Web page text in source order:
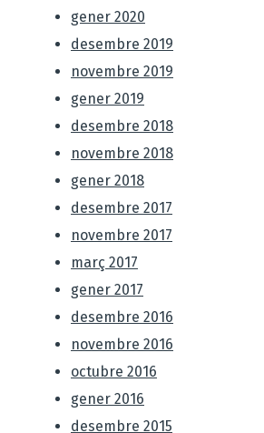
gener 2020
desembre 2019
novembre 2019
gener 2019
desembre 2018
novembre 2018
gener 2018
desembre 2017
novembre 2017
març 2017
gener 2017
desembre 2016
novembre 2016
octubre 2016
gener 2016
desembre 2015